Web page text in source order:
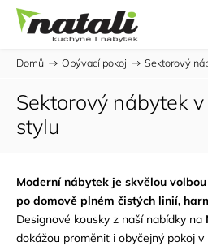
Domů / Obývací pokoj / Sektorový
Sektorový nábytek
stylu
Moderní nábytek je skvělou
po domově plném čistých linií,
Designové kousky z naší nabídky na
dokážou proměnit i obyčejný pokoj